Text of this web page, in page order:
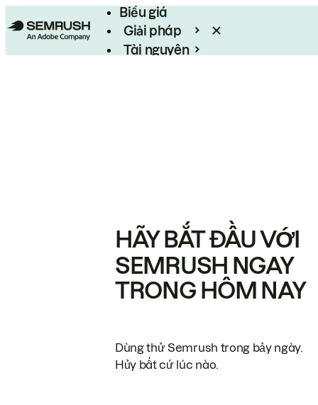
Biểu giá
Giải pháp
Tài nguyên
HÃY BẮT ĐẦU VỚI
SEMRUSH NGAY
TRONG HÔM NAY
Dùng thử Semrush trong bảy ngày.
Hủy bất cứ lúc nào.